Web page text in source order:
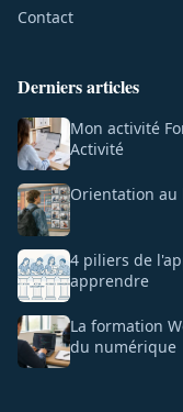
Contact
Derniers articles
Mon activité
Activité
Orientation au
4 piliers de
apprendre
La formation
du numérique